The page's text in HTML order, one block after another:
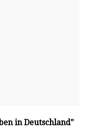
in Deutschland"